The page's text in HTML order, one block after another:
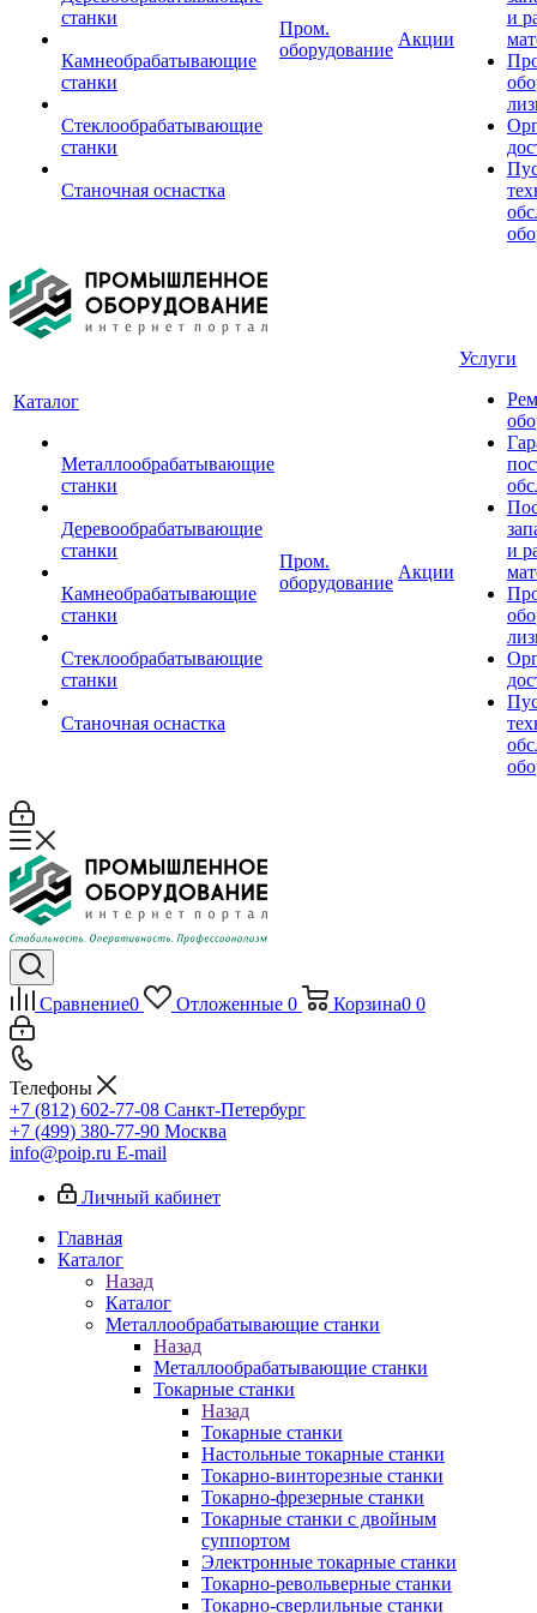
станки
Камнеобрабатывающие
станки
Стеклообрабатывающие
станки
Станочная оснастка
Пром.
оборудование
Акции
и
Каталог
Металлообрабатывающие
станки
Деревообрабатывающие
станки
Камнеобрабатывающие
станки
Стеклообрабатывающие
станки
Станочная оснастка
Пром.
оборудование
Акции
Услуги
и
Сравнение0 Отложенные 0 Корзина0 0
Телефоны
+7 (812) 602-77-08 Санкт-Петербург
+7 (499) 380-77-90 Москва
info@poip.ru E-mail
Личный кабинет
Главная
Каталог
Назад
Каталог
Металлообрабатывающие станки
Назад
Металлообрабатывающие станки
Токарные станки
Назад
Токарные станки
Настольные токарные станки
Токарно-винторезные станки
Токарно-фрезерные станки
Токарные станки с двойным
суппортом
Электронные токарные станки
Токарно-револьверные станки
Токарно-сверлильные станки